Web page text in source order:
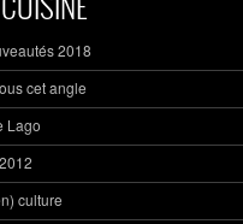
2018
cet angle
Lago
culture